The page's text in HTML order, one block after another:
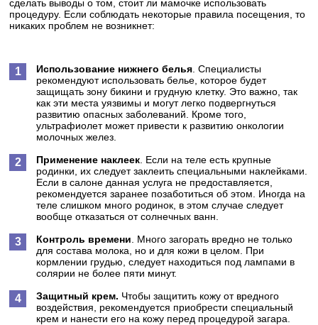
сделать выводы о том, стоит ли мамочке использовать
процедуру. Если соблюдать некоторые правила посещения, то
никаких проблем не возникнет:
Использование нижнего белья . Специалисты
рекомендуют использовать белье, которое будет
защищать зону бикини и грудную клетку. Это важно, так
как эти места уязвимы и могут легко подвергнуться
развитию опасных заболеваний. Кроме того,
ультрафиолет может привести к развитию онкологии
молочных желез.
Применение наклеек . Если на теле есть крупные
родинки, их следует заклеить специальными наклейками.
Если в салоне данная услуга не предоставляется,
рекомендуется заранее позаботиться об этом. Иногда на
теле слишком много родинок, в этом случае следует
вообще отказаться от солнечных ванн.
Контроль времени . Много загорать вредно не только
для состава молока, но и для кожи в целом. При
кормлении грудью, следует находиться под лампами в
солярии не более пяти минут.
Защитный крем. Чтобы защитить кожу от вредного
воздействия, рекомендуется приобрести специальный
крем и нанести его на кожу перед процедурой загара.